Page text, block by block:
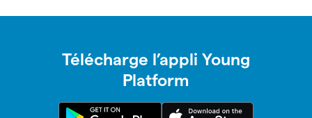
Télécharge l’appli Young
Platform